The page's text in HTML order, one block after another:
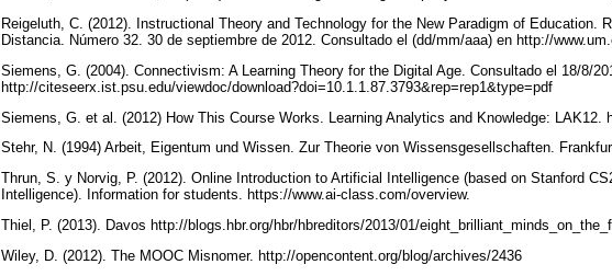
Reigeluth, C. (2012). Instructional Theory and Technology for the New Paradigm of Education.
Distancia. Número 32. 30 de septiembre de 2012. Consultado el (dd/mm/aaa) en http://
Siemens, G. (2004). Connectivism: A Learning Theory for the Digital Age. Consultado el 18/8/
http://citeseerx.ist.psu.edu/viewdoc/download?doi=10.1.1.87.3793&rep=rep1&type=pdf
Siemens, G. et al. (2012) How This Course Works. Learning Analytics and Knowledge: LAK12.
Stehr, N. (1994) Arbeit, Eigentum und Wissen. Zur Theorie von Wissensgesellschaften.
Thrun, S. y Norvig, P. (2012). Online Introduction to Artificial Intelligence (based on Stanford
Intelligence). Information for students. https://www.ai-class.com/overview.
Thiel, P. (2013). Davos http://blogs.hbr.org/hbr/hbreditors/2013/01/
Wiley, D. (2012). The MOOC Misnomer. http://opencontent.org/blog/archives/2436